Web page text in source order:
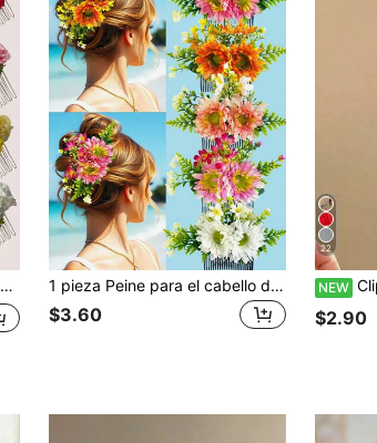
1 pieza Peine para el cabello de estilo nuevo con flores de girasol hawaiano y follaje verde de tela artificial, adecuado para uso diario, fotografía, vacaciones hawaianas, fiesta, regalo de vacaciones
$3.60
22
NEW Clip para el cabello con flor artificial rosa
$2.90